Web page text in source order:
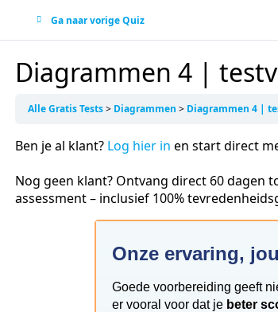
Ga naar vorige Quiz
Diagrammen 4 |
Alle Gratis Tests Diagrammen Diagrammen 4 |
Ben je al klant? Log hier in en start direct
Nog geen klant? Ontvang direct 60 dagen
assessment – inclusief 100%
Onze ervaring,
Goede voorbereiding geeft
er vooral voor dat je beter